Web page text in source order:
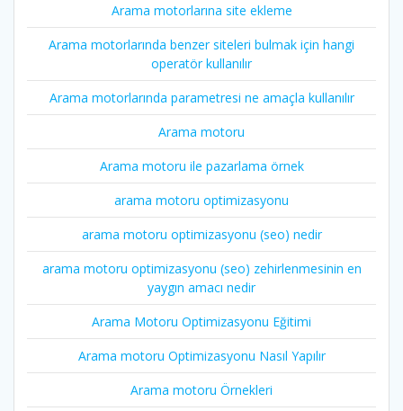
Arama motorlarına site ekleme
Arama motorlarında benzer siteleri bulmak için hangi
operatör kullanılır
Arama motorlarında parametresi ne amaçla kullanılır
Arama motoru
Arama motoru ile pazarlama örnek
arama motoru optimizasyonu
arama motoru optimizasyonu (seo) nedir
arama motoru optimizasyonu (seo) zehirlenmesinin en
yaygın amacı nedir
Arama Motoru Optimizasyonu Eğitimi
Arama motoru Optimizasyonu Nasıl Yapılır
Arama motoru Örnekleri